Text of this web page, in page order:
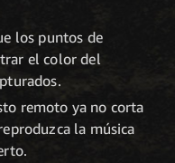
los puntos de
el color del
remoto ya no corta
la música